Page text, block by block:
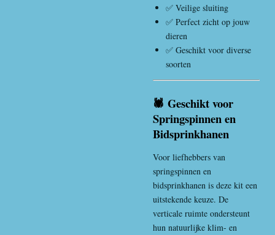
✅ Veilige sluiting
✅ Perfect zicht op jouw
dieren
✅ Geschikt voor diverse
soorten
🕷️ Geschikt voor
Springspinnen en
Bidsprinkhanen
Voor liefhebbers van
springspinnen en
bidsprinkhanen is deze kit een
uitstekende keuze. De
verticale ruimte ondersteunt
hun natuurlijke klim- en